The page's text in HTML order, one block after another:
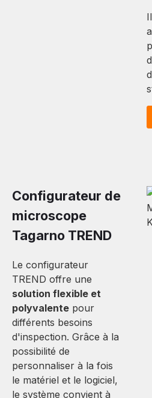
Configurateur de
microscope
Tagarno TREND
Le configurateur
TREND offre une
solution flexible et
polyvalente pour
différents besoins
d'inspection. Grâce à la
possibilité de
personnaliser à la fois
le matériel et le logiciel,
le système convient à